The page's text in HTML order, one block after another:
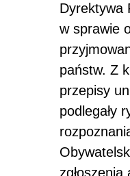
Dyrektywa
w sprawie
państw. Z
przepisy
podlegały